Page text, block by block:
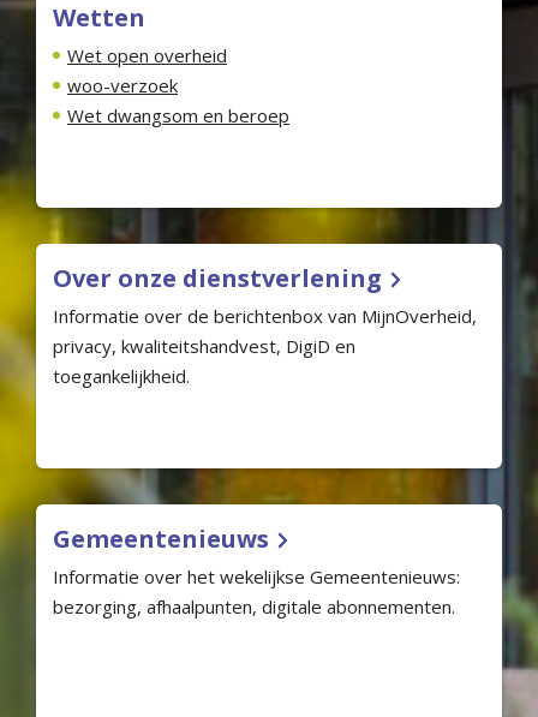
Wetten
Wet open overheid
woo-verzoek
Wet dwangsom en beroep
Over onze dienstverlening
Informatie over de berichtenbox van MijnOverheid,
privacy, kwaliteitshandvest, DigiD en
toegankelijkheid.
Gemeentenieuws
Informatie over het wekelijkse Gemeentenieuws:
bezorging, afhaalpunten, digitale abonnementen.